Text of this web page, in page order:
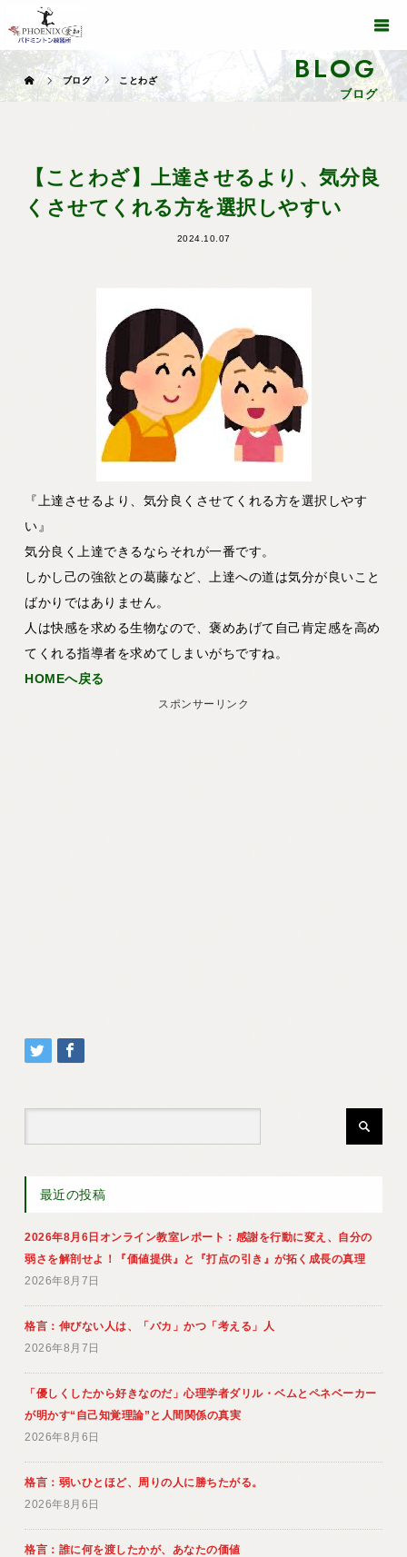
BLOG
ブログ
ブログ ことわざ
【ことわざ】上達させるより、気分良
くさせてくれる方を選択しやすい
2024.10.07
『上達させるより、気分良くさせてくれる方を選択しやす
い』
気分良く上達できるならそれが一番です。
しかし己の強欲との葛藤など、上達への道は気分が良いこと
ばかりではありません。
人は快感を求める生物なので、褒めあげて自己肯定感を高め
てくれる指導者を求めてしまいがちですね。
HOMEへ戻る
スポンサーリンク
最近の投稿
2026年8月6日オンライン教室レポート：感謝を行動に変え、自分の
弱さを解剖せよ！『価値提供』と『打点の引き』が拓く成長の真理
2026年8月7日
格言：伸びない人は、「バカ」かつ「考える」人
2026年8月7日
「優しくしたから好きなのだ」心理学者ダリル・ベムとペネベーカー
が明かす“自己知覚理論”と人間関係の真実
2026年8月6日
格言：弱いひとほど、周りの人に勝ちたがる。
2026年8月6日
格言：誰に何を渡したかが、あなたの価値